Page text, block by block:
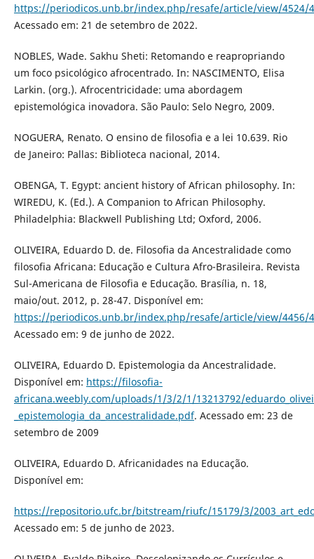
https://periodicos.unb.br/index.php/resafe/article/view/4524/
Acessado em: 21 de setembro de 2022.
NOBLES, Wade. Sakhu Sheti: Retomando e reapropriando
um foco psicológico afrocentrado. In: NASCIMENTO, Elisa
Larkin. (org.). Afrocentricidade: uma abordagem
epistemológica inovadora. São Paulo: Selo Negro, 2009.
NOGUERA, Renato. O ensino de filosofia e a lei 10.639. Rio
de Janeiro: Pallas: Biblioteca nacional, 2014.
OBENGA, T. Egypt: ancient history of African philosophy. In:
WIREDU, K. (Ed.). A Companion to African Philosophy.
Philadelphia: Blackwell Publishing Ltd; Oxford, 2006.
OLIVEIRA, Eduardo D. de. Filosofia da Ancestralidade como
filosofia Africana: Educação e Cultura Afro-Brasileira. Revista
Sul-Americana de Filosofia e Educação. Brasília, n. 18,
maio/out. 2012, p. 28-47. Disponível em:
https://periodicos.unb.br/index.php/resafe/article/view/4456/
Acessado em: 9 de junho de 2022.
OLIVEIRA, Eduardo D. Epistemologia da Ancestralidade.
Disponível em: https://filosofia-
africana.weebly.com/uploads/1/3/2/1/13213792/
_epistemologia_da_ancestralidade.pdf. Acessado em: 23 de
setembro de 2009
OLIVEIRA, Eduardo D. Africanidades na Educação.
Disponível em:
https://repositorio.ufc.br/bitstream/riufc/15179/3/
Acessado em: 5 de junho de 2023.